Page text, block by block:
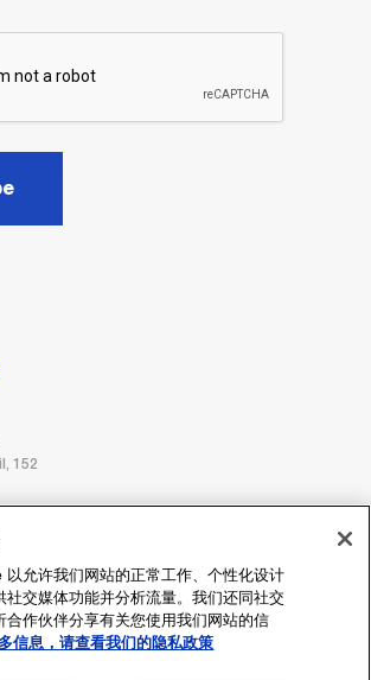
152
78
允许我们网站的正常工作、个性化设计
社交媒体功能并分析流量。我们还同社交
合作伙伴分享有关您使用我们网站的信
信息，请查看我们的隐私政策